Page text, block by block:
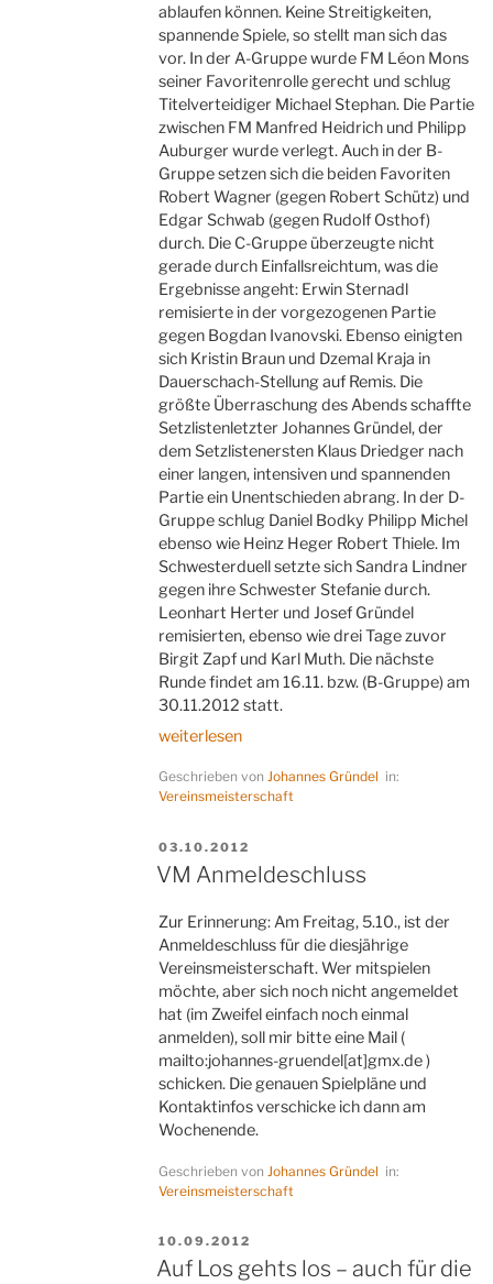
ablaufen können. Keine Streitigkeiten,
spannende Spiele, so stellt man sich das
vor. In der A-Gruppe wurde FM Léon Mons
seiner Favoritenrolle gerecht und schlug
Titelverteidiger Michael Stephan. Die Partie
zwischen FM Manfred Heidrich und Philipp
Auburger wurde verlegt. Auch in der B-
Gruppe setzen sich die beiden Favoriten
Robert Wagner (gegen Robert Schütz) und
Edgar Schwab (gegen Rudolf Osthof)
durch. Die C-Gruppe überzeugte nicht
gerade durch Einfallsreichtum, was die
Ergebnisse angeht: Erwin Sternadl
remisierte in der vorgezogenen Partie
gegen Bogdan Ivanovski. Ebenso einigten
sich Kristin Braun und Dzemal Kraja in
Dauerschach-Stellung auf Remis. Die
größte Überraschung des Abends schaffte
Setzlistenletzter Johannes Gründel, der
dem Setzlistenersten Klaus Driedger nach
einer langen, intensiven und spannenden
Partie ein Unentschieden abrang. In der D-
Gruppe schlug Daniel Bodky Philipp Michel
ebenso wie Heinz Heger Robert Thiele. Im
Schwesterduell setzte sich Sandra Lindner
gegen ihre Schwester Stefanie durch.
Leonhart Herter und Josef Gründel
remisierten, ebenso wie drei Tage zuvor
Birgit Zapf und Karl Muth. Die nächste
Runde findet am 16.11. bzw. (B-Gruppe) am
30.11.2012 statt.
„Start
die
Vereinsmeisterschaft“
weiterlesen
Geschrieben vonJohannes Gründel in:
Vereinsmeisterschaft
VERÖFFENTLICHT
AM
03.10.2012
VM Anmeldeschluss
Zur Erinnerung: Am Freitag, 5.10., ist der
Anmeldeschluss für die diesjährige
Vereinsmeisterschaft. Wer mitspielen
möchte, aber sich noch nicht angemeldet
hat (im Zweifel einfach noch einmal
anmelden), soll mir bitte eine Mail (
mailto:johannes-gruendel[at]gmx.de )
schicken. Die genauen Spielpläne und
Kontaktinfos verschicke ich dann am
Wochenende.
Geschrieben von Johannes Gründel in:
Vereinsmeisterschaft
VERÖFFENTLICHT
AM
10.09.2012
Auf Los gehts los – auch für die